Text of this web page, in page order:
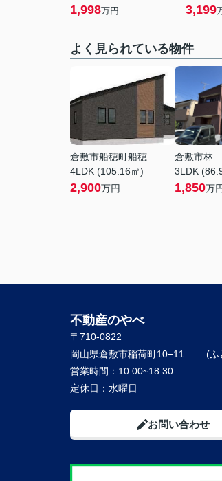
1,998万円 3,199
よく見られている物件
倉敷市船穂町船穂
4LDK (105.16㎡)
2,900万円
倉敷市林
3LDK
1,850万
不動産のやべ
〒710-0822
岡山県倉敷市稲
営業時間： 10:00~18:30
定休日： 水曜日
お問い合わせ